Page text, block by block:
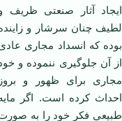
ایجاد آثار صنعتی ظریف
لطیف چنان سرشار و
بوده که انسداد مجاری
از آن جلوگیری ننموده و
مجاری برای ظهور و بروز
احداث کرده است. اگر
طبیعی فکر خود را به